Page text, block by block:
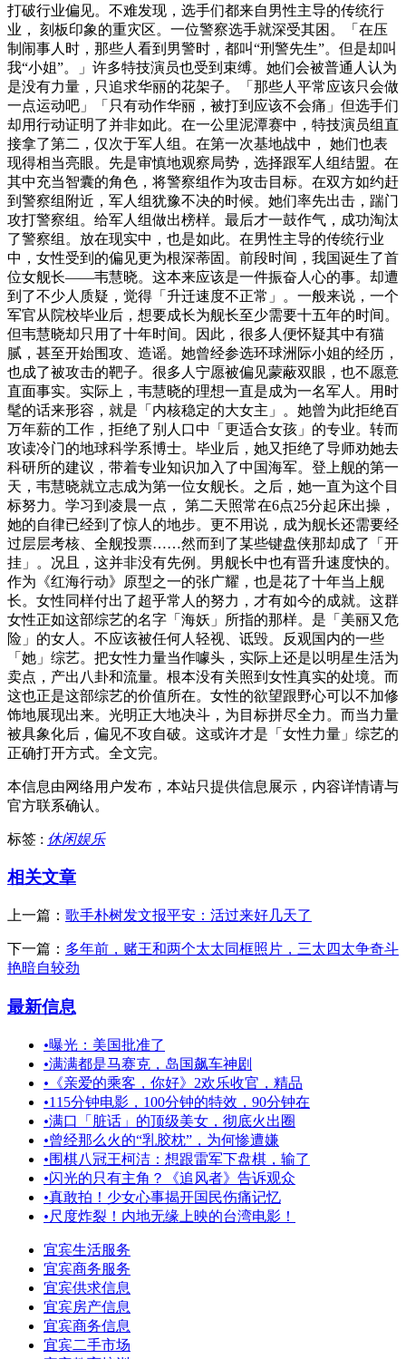
打破行业偏见。不难发现，选手们都来自男性主导的传统行
业， 刻板印象的重灾区。一位警察选手就深受其困。「在压
制闹事人时，那些人看到男警时，都叫“刑警先生”。但是却叫
我“小姐”。」许多特技演员也受到束缚。她们会被普通人认为
是没有力量，只追求华丽的花架子。「那些人平常应该只会做
一点运动吧」「只有动作华丽，被打到应该不会痛」但选手们
却用行动证明了并非如此。在一公里泥潭赛中，特技演员组直
接拿了第二，仅次于军人组。在第一次基地战中， 她们也表
现得相当亮眼。先是审慎地观察局势，选择跟军人组结盟。在
其中充当智囊的角色，将警察组作为攻击目标。在双方如约赶
到警察组附近，军人组犹豫不决的时候。她们率先出击，踹门
攻打警察组。给军人组做出榜样。最后才一鼓作气，成功淘汰
了警察组。放在现实中，也是如此。在男性主导的传统行业
中，女性受到的偏见更为根深蒂固。前段时间，我国诞生了首
位女舰长——韦慧晓。这本来应该是一件振奋人心的事。却遭
到了不少人质疑，觉得「升迁速度不正常」。一般来说，一个
军官从院校毕业后，想要成长为舰长至少需要十五年的时间。
但韦慧晓却只用了十年时间。因此，很多人便怀疑其中有猫
腻，甚至开始围攻、造谣。她曾经参选环球洲际小姐的经历，
也成了被攻击的靶子。很多人宁愿被偏见蒙蔽双眼，也不愿意
直面事实。实际上，韦慧晓的理想一直是成为一名军人。用时
髦的话来形容，就是「内核稳定的大女主」。她曾为此拒绝百
万年薪的工作，拒绝了别人口中「更适合女孩」的专业。转而
攻读冷门的地球科学系博士。毕业后，她又拒绝了导师劝她去
科研所的建议，带着专业知识加入了中国海军。登上舰的第一
天，韦慧晓就立志成为第一位女舰长。之后，她一直为这个目
标努力。学习到凌晨一点， 第二天照常在6点25分起床出操，
她的自律已经到了惊人的地步。更不用说，成为舰长还需要经
过层层考核、全舰投票……然而到了某些键盘侠那却成了「开
挂」。况且，这并非没有先例。男舰长中也有晋升速度快的。
作为《红海行动》原型之一的张广耀，也是花了十年当上舰
长。女性同样付出了超乎常人的努力，才有如今的成就。这群
女性正如这部综艺的名字「海妖」所指的那样。是「美丽又危
险」的女人。不应该被任何人轻视、诋毁。反观国内的一些
「她」综艺。把女性力量当作噱头，实际上还是以明星生活为
卖点，产出八卦和流量。根本没有关照到女性真实的处境。而
这也正是这部综艺的价值所在。女性的欲望跟野心可以不加修
饰地展现出来。光明正大地决斗，为目标拼尽全力。而当力量
被具象化后，偏见不攻自破。这或许才是「女性力量」综艺的
正确打开方式。全文完。
本信息由网络用户发布， 本站只提供信息展示，内容详情请与
官方联系确认。
标签 : 休闲娱乐
相关文章
上一篇： 歌手朴树发文报平安：活过来好几天了
下一篇： 多年前，赌王和两个太太同框照片，三太四太争奇斗
艳暗自较劲
最新信息
•曝光：美国批准了
•满满都是马赛克，岛国飙车神剧
• 《亲爱的乘客，你好》2欢乐收官，精品
•115分钟电影，100分钟的特效，90分钟在
•满口「脏话」的顶级美女，彻底火出圈
•曾经那么火的“乳胶枕”，为何惨遭嫌
•围棋八冠王柯洁：想跟雷军下盘棋，输了
•闪光的只有主角？《追风者》告诉观众
•真敢拍！少女心事揭开国民伤痛记忆
•尺度炸裂！内地无缘上映的台湾电影！
宜宾生活服务
宜宾商务服务
宜宾供求信息
宜宾房产信息
宜宾商务信息
宜宾二手市场